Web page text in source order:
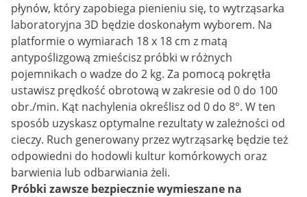
płynów, który zapobiega pienieniu się, to wytrząsarka
laboratoryjna 3D będzie doskonałym wyborem. Na
platformie o wymiarach 18 x 18 cm z matą
antypoślizgową zmieścisz próbki w różnych
pojemnikach o wadze do 2 kg. Za pomocą pokrętła
ustawisz prędkość obrotową w zakresie od 0 do 100
obr./min. Kąt nachylenia określisz od 0 do 8°. W ten
sposób uzyskasz optymalne rezultaty w zależności od
cieczy. Ruch generowany przez wytrząsarkę będzie też
odpowiedni do hodowli kultur komórkowych oraz
barwienia lub odbarwiania żeli.
Próbki zawsze bezpiecznie wymieszane na